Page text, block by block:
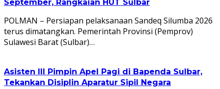
September, Rangkaian HUT Sulbar
POLMAN – Persiapan pelaksanaan Sandeq Silumba 2026
terus dimatangkan. Pemerintah Provinsi (Pemprov)
Sulawesi Barat (Sulbar)…
Asisten III Pimpin Apel Pagi di Bapenda Sulbar,
Tekankan Disiplin Aparatur Sipil Negara